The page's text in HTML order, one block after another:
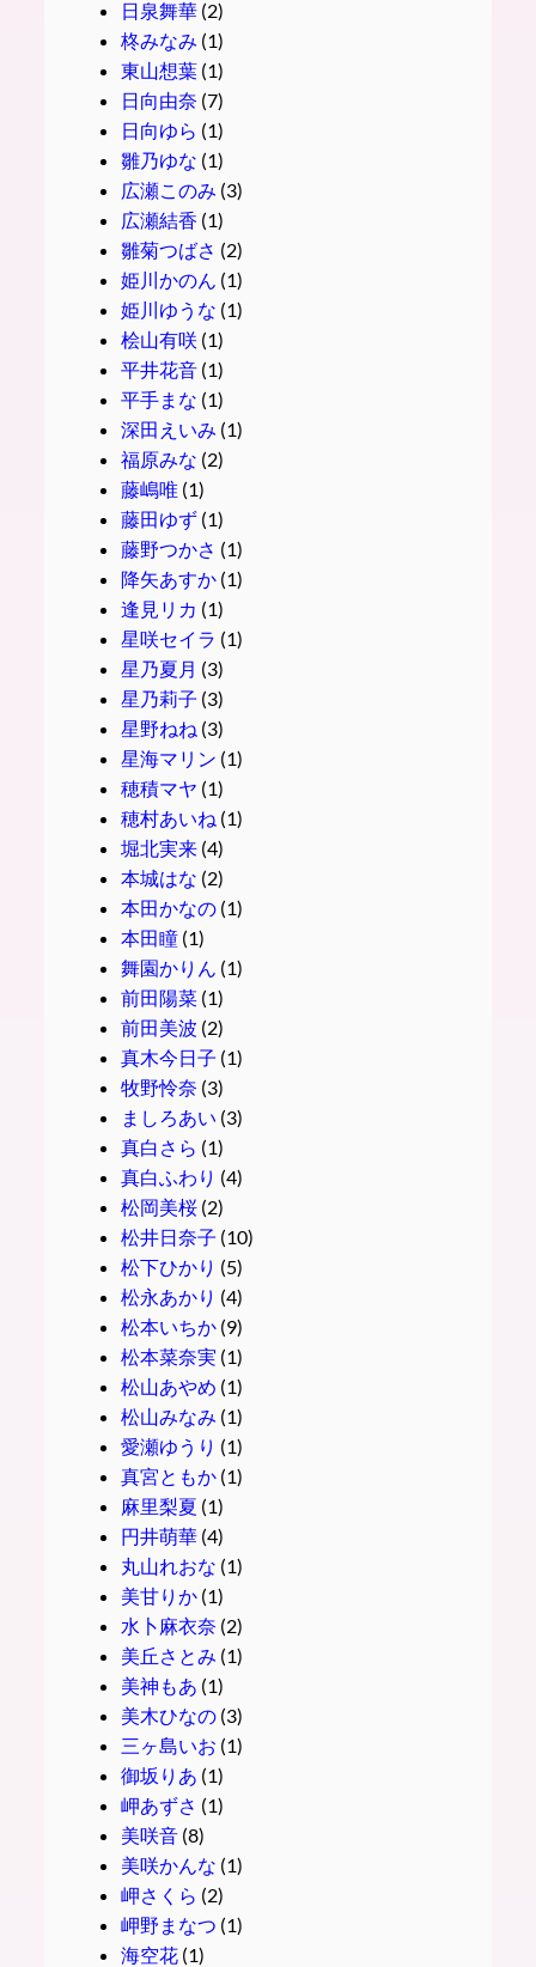
日泉舞華(2)
柊みなみ (1)
東山想葉(1)
日向由奈 (7)
日向ゆら (1)
雛乃ゆな (1)
広瀬このみ (3)
広瀬結香 (1)
雛菊つばさ (2)
姫川かのん (1)
姫川ゆうな (1)
桧山有咲(1)
平井花音(1)
平手まな (1)
深田えいみ (1)
福原みな (2)
藤嶋唯(1)
藤田ゆず(1)
藤野つかさ (1)
降矢あすか(1)
逢見リカ (1)
星咲セイラ (1)
星乃夏月 (3)
星乃莉子 (3)
星野ねね (3)
星海マリン (1)
穂積マヤ (1)
穂村あいね (1)
堀北実来(4)
本城はな (2)
本田かなの(1)
本田瞳(1)
舞園かりん (1)
前田陽菜(1)
前田美波 (2)
真木今日子 (1)
牧野怜奈 (3)
ましろあい (3)
真白さら (1)
真白ふわり (4)
松岡美桜(2)
松井日奈子 (10)
松下ひかり (5)
松永あかり (4)
松本いちか(9)
松本菜奈実 (1)
松山あやめ (1)
松山みなみ (1)
愛瀬ゆうり (1)
真宮ともか(1)
麻里梨夏 (1)
円井萌華(4)
丸山れおな (1)
美甘りか(1)
水卜麻衣奈 (2)
美丘さとみ (1)
美神もあ (1)
美木ひなの(3)
三ヶ島いお (1)
御坂りあ (1)
岬あずさ (1)
美咲音(8)
美咲かんな (1)
岬さくら (2)
岬野まなつ (1)
海空花(1)